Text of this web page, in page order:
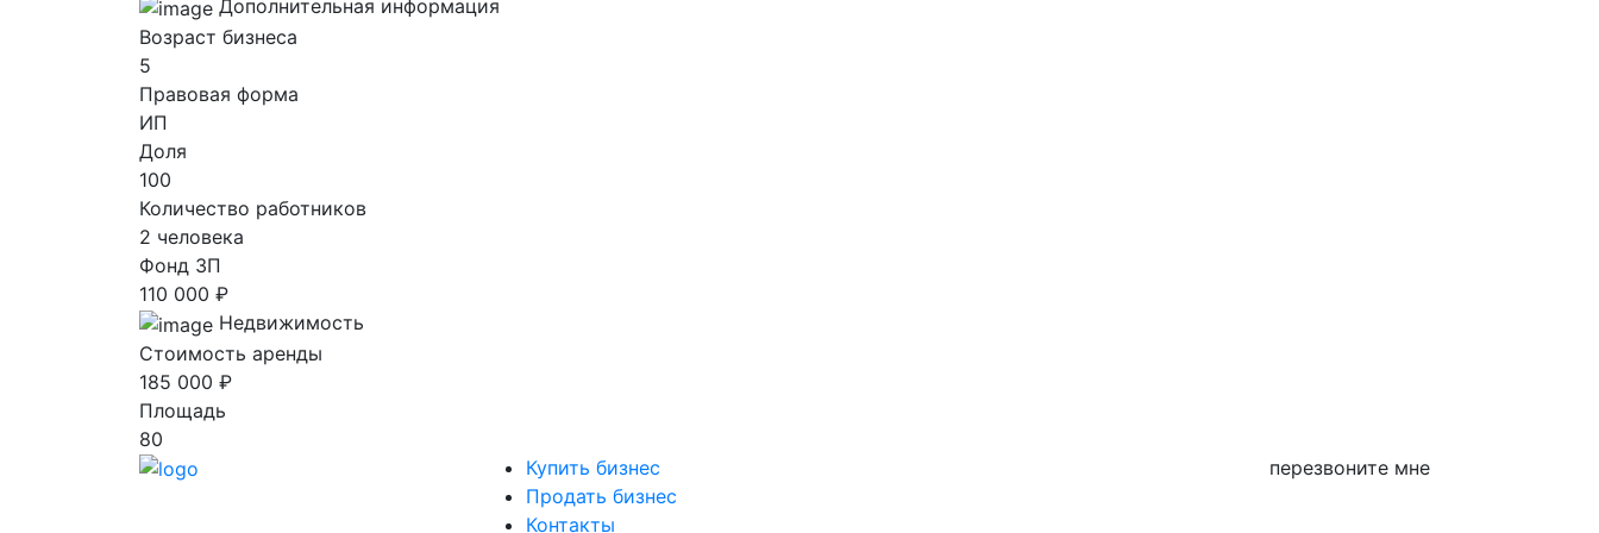
Дополнительная информация
Возраст бизнеса
5
Правовая форма
ИП
Доля
100
Количество работников
2 человека
Фонд ЗП
110 000 ₽
Недвижимость
Стоимость аренды
185 000 ₽
Площадь
80
Купить бизнес
Продать бизнес
Контакты
перезвоните мне